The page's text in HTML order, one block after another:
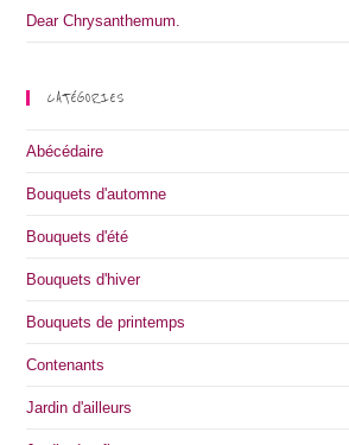
Dear Chrysanthemum.
CATÉGORIES
Abécédaire
Bouquets d'automne
Bouquets d'été
Bouquets d'hiver
Bouquets de printemps
Contenants
Jardin d'ailleurs